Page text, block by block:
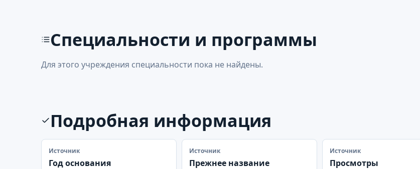
Специальности и программы
Для этого учреждения специальности пока не найдены.
Подробная информация
Источник
Год основания
Источник
Прежнее название
Источник
Просмотры